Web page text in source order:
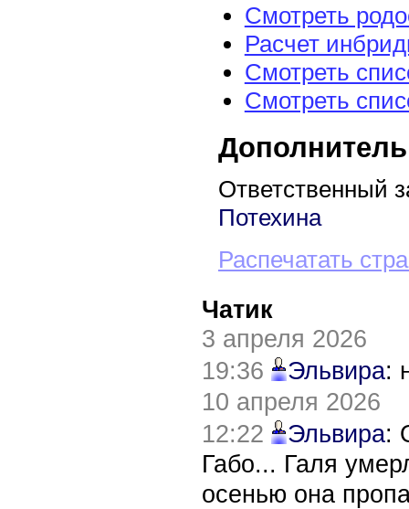
Смотреть
Расчет
Смотреть
Смотреть
Ответственный
Потехина
Распечатать
Чатик
3 апреля 2026
19:36
Эльвира:
10 апреля 2026
12:22
Эльвира:
Габо... Галя
осенью она